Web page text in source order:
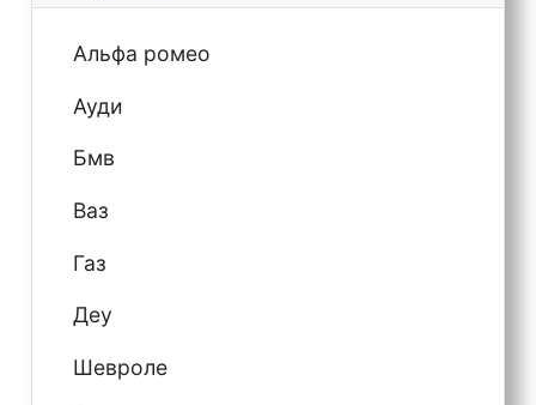
Альфа ромео
Ауди
Бмв
Ваз
Газ
Деу
Шевроле